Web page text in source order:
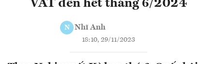
VAT đến hết tháng 6/2024
N Nhĩ Anh
18:10, 29/11/2023